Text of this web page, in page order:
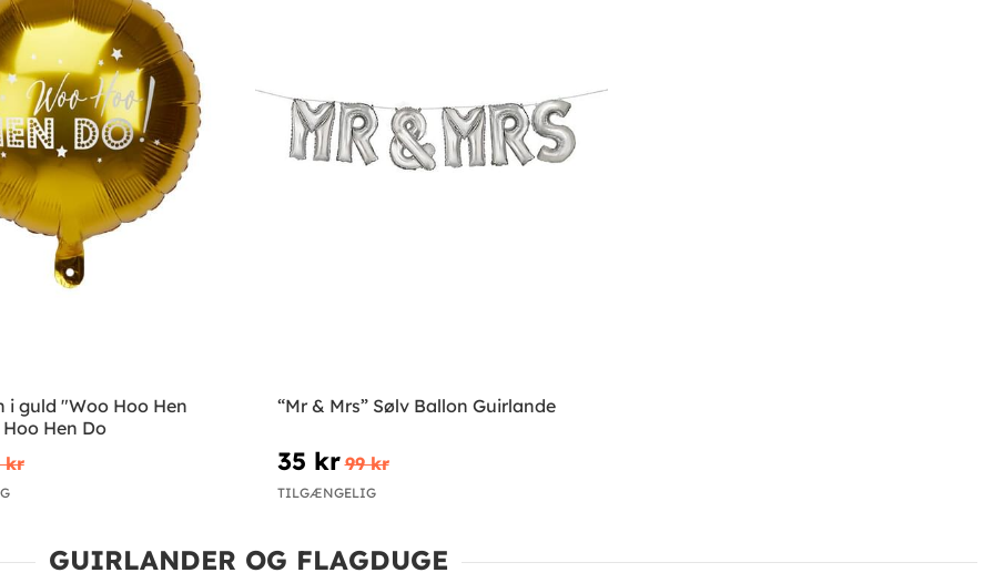
i guld "Woo Hoo Hen
Hen Do
kr
“Mr & Mrs” Sølv Ballon Guirlande
35 kr 99 kr
TILGÆNGELIG
GUIRLANDER OG FLAGDUGE